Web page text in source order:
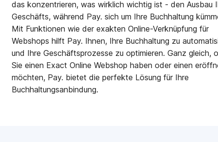
das konzentrieren, was wirklich wichtig ist - den Ausbau
Geschäfts, während Pay. sich um Ihre Buchhaltung
Mit Funktionen wie der exakten Online-Verknüpfung für
Webshops hilft Pay. Ihnen, Ihre Buchhaltung zu
und Ihre Geschäftsprozesse zu optimieren. Ganz gleich,
Sie einen Exact Online Webshop haben oder einen
möchten, Pay. bietet die perfekte Lösung für Ihre
Buchhaltungsanbindung.